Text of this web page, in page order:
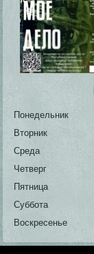
Понедельник
Вторник
Среда
Четверг
Пятница
Суббота
Воскресенье